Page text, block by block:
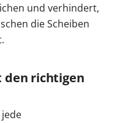
und verhindert,
die Scheiben
den richtigen